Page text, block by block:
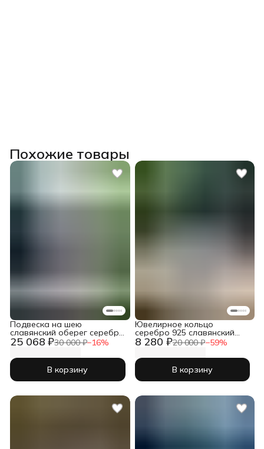
Похожие товары
25 068 ₽30 000 ₽−16%
Подвеска на шею
славянский оберег серебро
925 Бык
В корзину
8 280 ₽20 000 ₽−59%
Ювелирное кольцо
серебро 925 славянский
оберег Уж
В корзину